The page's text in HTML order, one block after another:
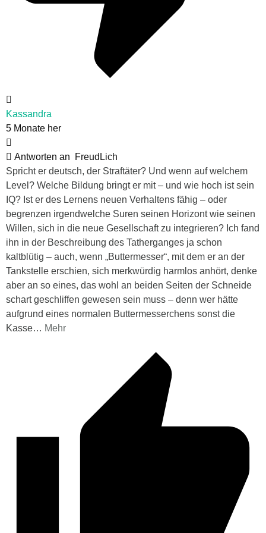
Kassandra
5 Monate her
Antworten an
FreudLich
Spricht er deutsch, der Straftäter? Und wenn auf welchem
Level? Welche Bildung bringt er mit – und wie hoch ist sein
IQ? Ist er des Lernens neuen Verhaltens fähig – oder
begrenzen irgendwelche Suren seinen Horizont wie seinen
Willen, sich in die neue Gesellschaft zu integrieren? Ich fand
ihn in der Beschreibung des Tatherganges ja schon
kaltblütig – auch, wenn „Buttermesser“, mit dem er an der
Tankstelle erschien, sich merkwürdig harmlos anhört, denke
aber an so eines, das wohl an beiden Seiten der Schneide
schart geschliffen gewesen sein muss – denn wer hätte
aufgrund eines normalen Buttermesserchens sonst die
Kasse… Mehr